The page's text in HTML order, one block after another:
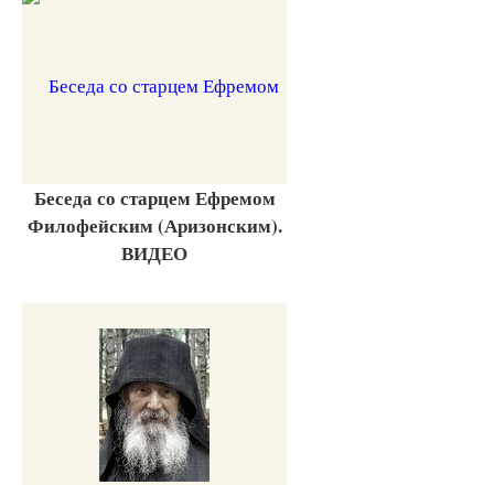
Беседа со старцем Ефремом
Филофейским (Аризонским).
ВИДЕО